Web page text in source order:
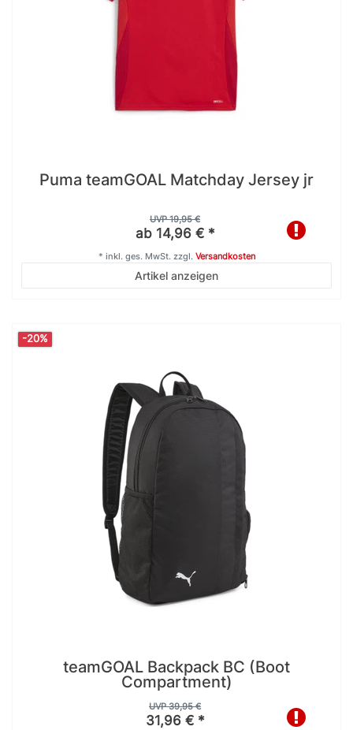
Puma teamGOAL Matchday Jersey jr
UVP 19,95 €
ab 14,96 € *
Artikel anzeigen
* inkl. ges. MwSt.zzgl. Versandkosten
-20%
teamGOAL Backpack BC (Boot
Compartment)
UVP 39,95 €
31,96 € *